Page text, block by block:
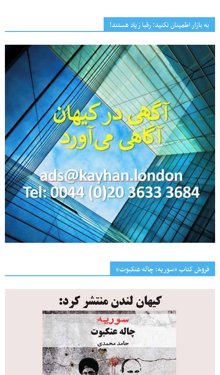
به بازار اطمینان نکنید؛ رقبا زیاد هستند!
فروش کتاب «سوریه: چاله عنکبوت»